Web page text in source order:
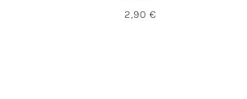
2,90€